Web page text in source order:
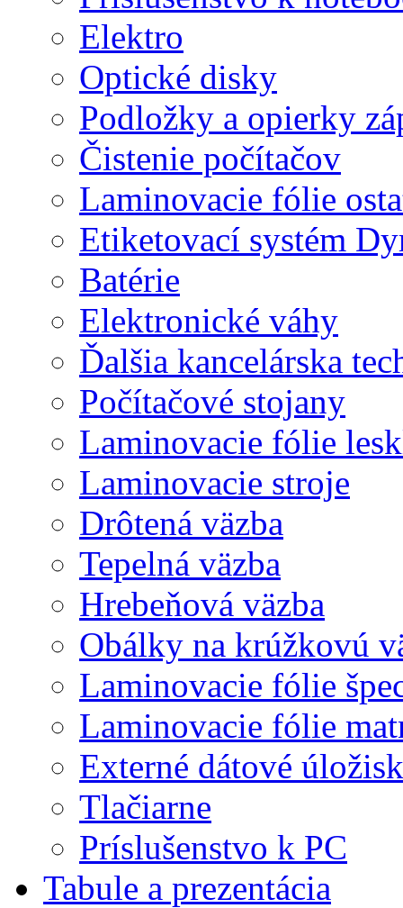
Elektro
Optické disky
Podložky a opierky
Čistenie počítačov
Laminovacie fólie
Etiketovací systém
Batérie
Elektronické váhy
Ďalšia kancelárska
Počítačové stojany
Laminovacie fólie
Laminovacie stroje
Drôtená väzba
Tepelná väzba
Hrebeňová väzba
Obálky na krúžkovú
Laminovacie fólie
Laminovacie fólie
Externé dátové
Tlačiarne
Príslušenstvo k PC
Tabule a prezentácia